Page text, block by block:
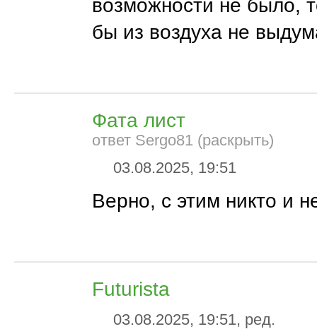
возможности не было,
бы из воздуха не
Фата лист
ответ Sergo81 (раскрыть)
03.08.2025, 19:51
Верно, с этим никто и
Futurista
03.08.2025, 19:51, ред.